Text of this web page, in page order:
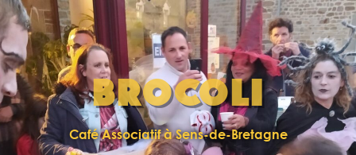
BROCOLI
Café Associatif à Sens-de-Bretagne